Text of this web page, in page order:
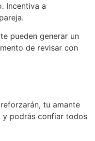
Incentiva a
pueden generar un
de revisar con
tu amante
y podrás confiar todos